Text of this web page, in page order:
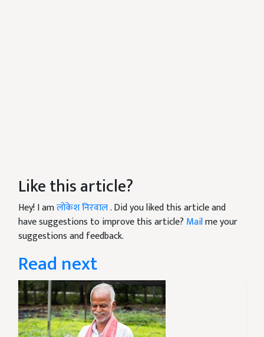
Like this article?
Hey! I amलोकेश निरवाल. Did you liked this article and
have suggestions to improve this article? Mailme your
suggestions and feedback.
Read next